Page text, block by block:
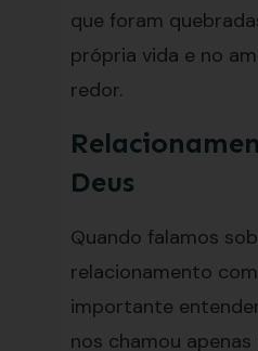
que foram
própria vida e no
redor.
Deus
Quando falamos
relacionamento com
importante
nos chamou